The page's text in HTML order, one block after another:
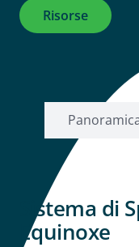
Risorse
Sistema di
Equinoxe